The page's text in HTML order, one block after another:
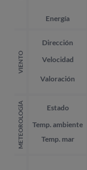
Energía
VIENTO
Dirección
Velocidad
Valoración
METEOROLOGÍA
Estado
Temp. ambiente
Temp. mar